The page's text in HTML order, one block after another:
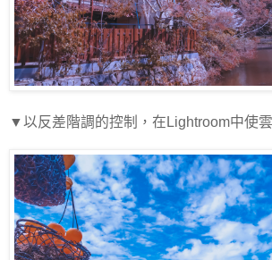
▼以反差階調的控制，在Lightroom中使